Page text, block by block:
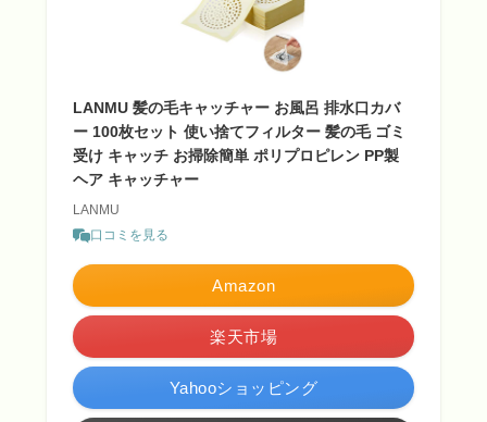
LANMU 髪の毛キャッチャー お風呂 排水口カバ
ー 100枚セット 使い捨てフィルター 髪の毛 ゴミ
受け キャッチ お掃除簡単 ポリプロピレン PP製
ヘア キャッチャー
LANMU
口コミを見る
Amazon
楽天市場
Yahooショッピング